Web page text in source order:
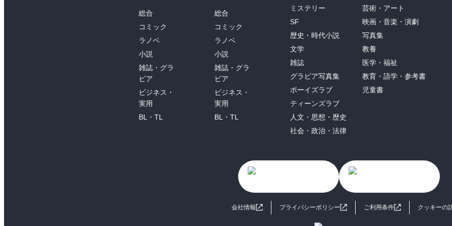
総合
コミック
ラノベ
小説
雑誌・グラ
ビア
ビジネス・
実用
BL・TL
総合
コミック
ラノベ
小説
雑誌・グラ
ビア
ビジネス・
実用
BL・TL
ミステリー
SF
歴史・時代小説
文学
雑誌
グラビア写真集
ボーイズラブ
ティーンズラブ
人文・思想・歴史
社会・政治・法律
芸術・アート
映画・音楽・演劇
写真集
教養
医学・福祉
教育・語学・参考書
児童書
会社情報 プライバシーポリシー ご利用条件 クッキーの